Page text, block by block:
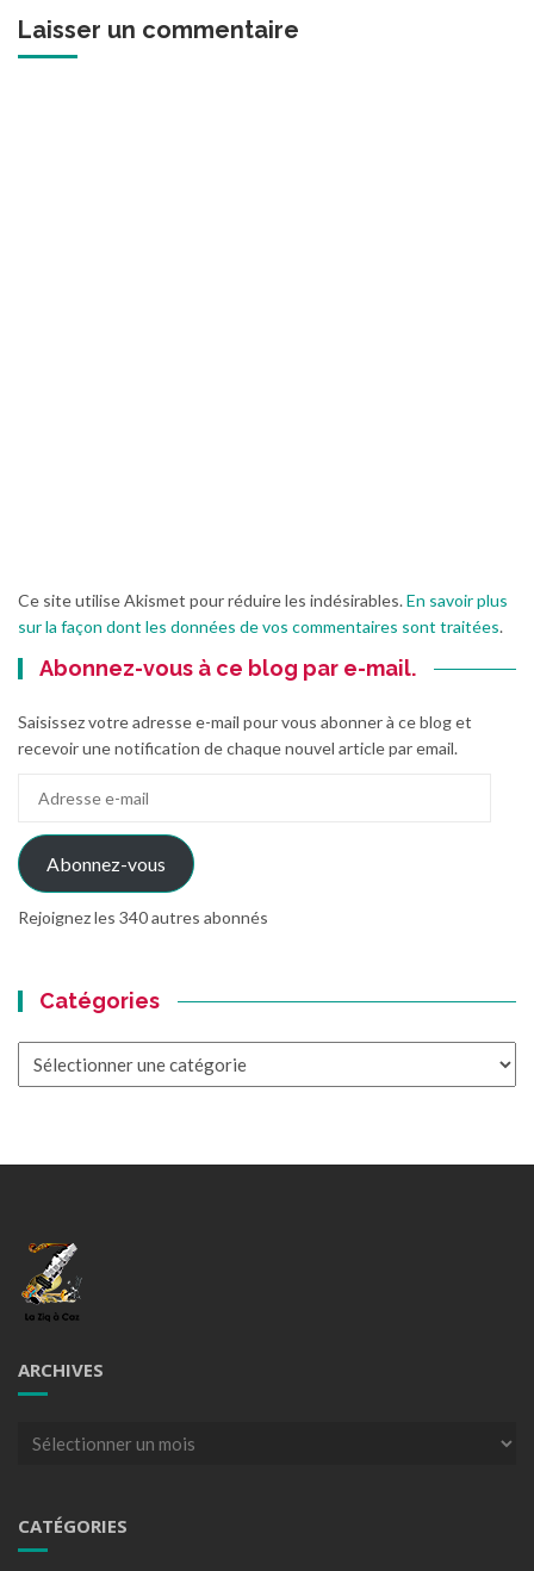
Laisser un commentaire
Ce site utilise Akismet pour réduire les indésirables.En savoir plus
sur la façon dont les données de vos commentaires sont traitées.
Abonnez-vous à ce blog par e-mail.
Saisissez votre adresse e-mail pour vous abonner à ce blog et
recevoir une notification de chaque nouvel article par email.
mail
Abonnez-vous
Rejoignez les 340 autres abonnés
Catégories
ARCHIVES
Archives
CATÉGORIES